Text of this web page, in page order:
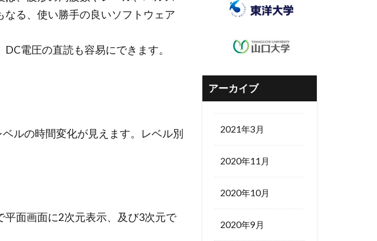
る、使い勝手の良いソフトウェア
電圧の直読も容易にできます。
ルの時間変化が見えます。レベル別
面画面に2次元表示、及び3次元で
アーカイブ
2021年3月
2020年11月
2020年10月
2020年9月